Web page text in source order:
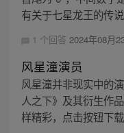
有关于七星龙王的传
1 个回答 2024年08月
风星潼演员
风星潼并非现实中的
人之下》及其衍生作
样精彩，点击按钮下